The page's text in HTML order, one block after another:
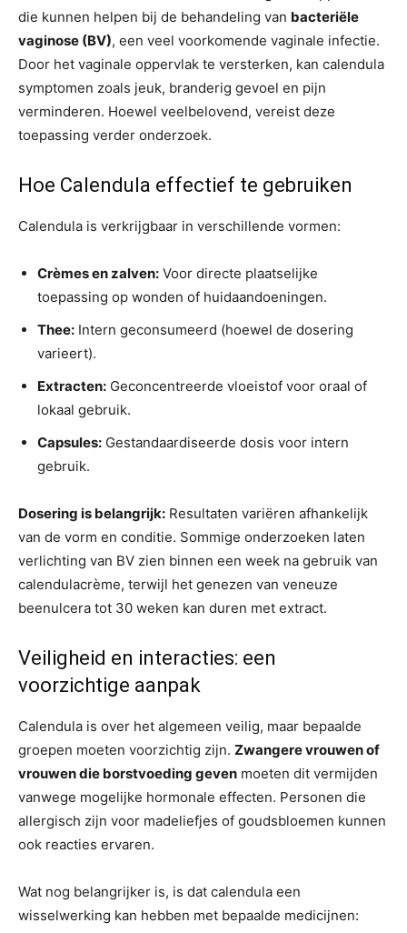
die kunnen helpen bij de behandeling van bacteriële
vaginose (BV), een veel voorkomende vaginale infectie.
Door het vaginale oppervlak te versterken, kan calendula
symptomen zoals jeuk, branderig gevoel en pijn
verminderen. Hoewel veelbelovend, vereist deze
toepassing verder onderzoek.
Hoe Calendula effectief te gebruiken
Calendula is verkrijgbaar in verschillende vormen:
Crèmes en zalven: Voor directe plaatselijke
toepassing op wonden of huidaandoeningen.
Thee: Intern geconsumeerd (hoewel de dosering
varieert).
Extracten: Geconcentreerde vloeistof voor oraal of
lokaal gebruik.
Capsules: Gestandaardiseerde dosis voor intern
gebruik.
Dosering is belangrijk: Resultaten variëren afhankelijk
van de vorm en conditie. Sommige onderzoeken laten
verlichting van BV zien binnen een week na gebruik van
calendulacrème, terwijl het genezen van veneuze
beenulcera tot 30 weken kan duren met extract.
Veiligheid en interacties: een
voorzichtige aanpak
Calendula is over het algemeen veilig, maar bepaalde
groepen moeten voorzichtig zijn. Zwangere vrouwen of
vrouwen die borstvoeding geven moeten dit vermijden
vanwege mogelijke hormonale effecten. Personen die
allergisch zijn voor madeliefjes of goudsbloemen kunnen
ook reacties ervaren.
Wat nog belangrijker is, is dat calendula een
wisselwerking kan hebben met bepaalde medicijnen: